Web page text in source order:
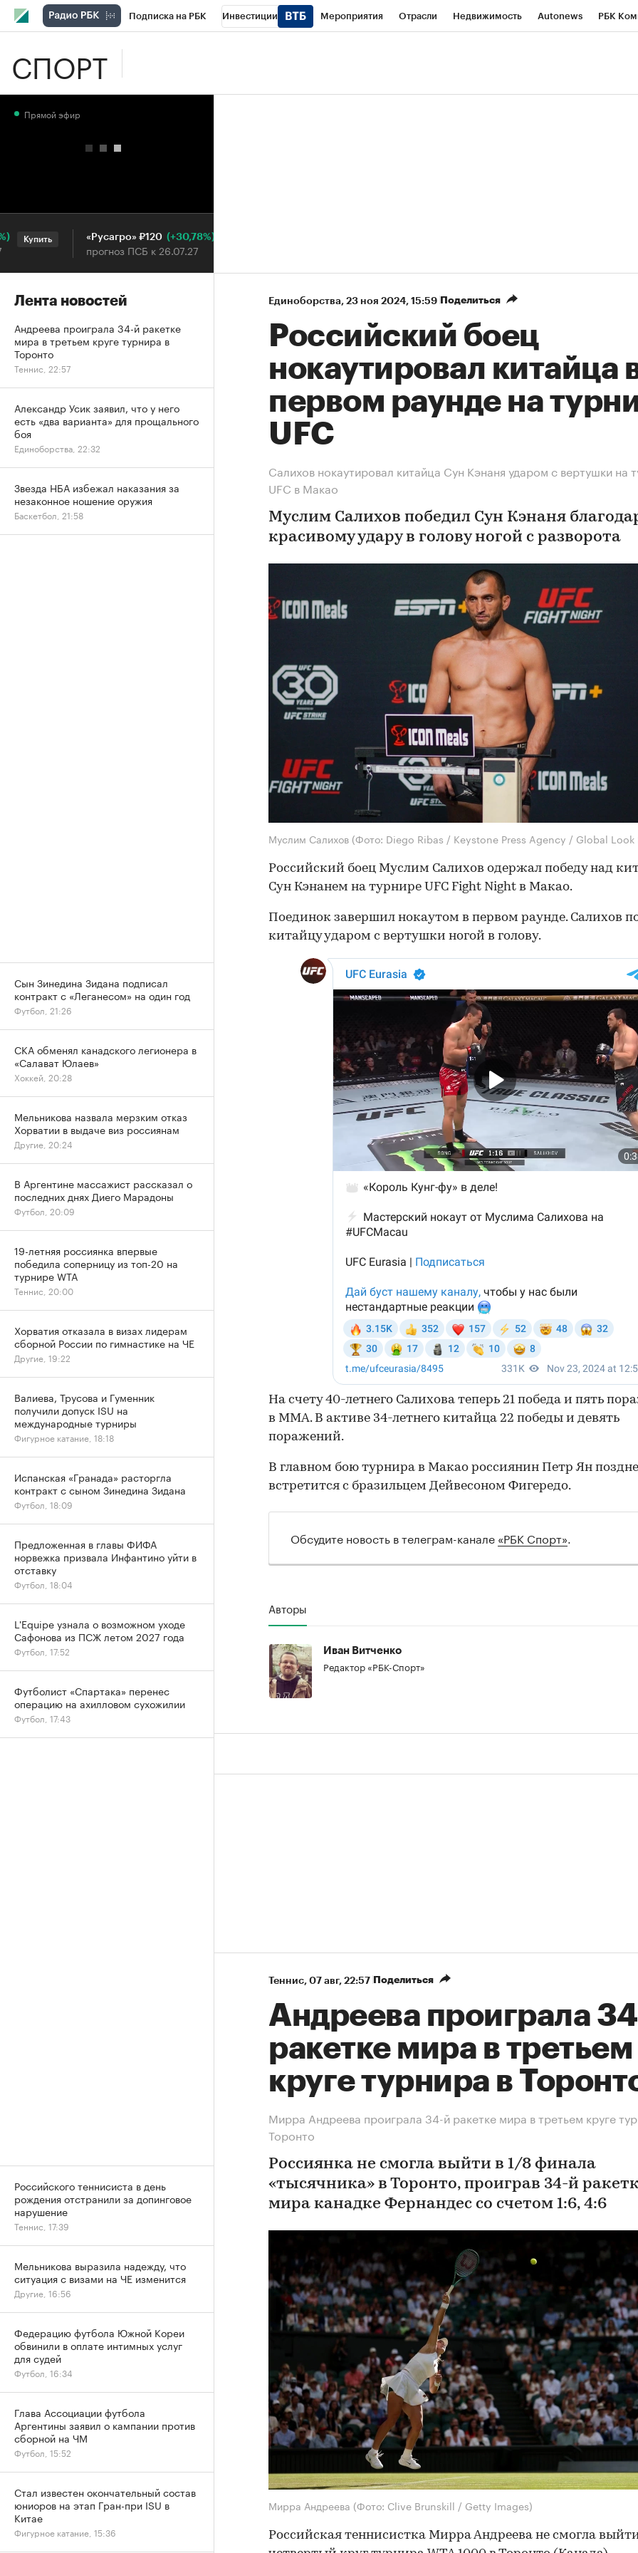
Подписка на РБК Инвестиции Мероприятия Отрасли Недвижимость Autonews РБК
СПОРТ
Единоборства⁠, 23 ноя 2024, 15:59 Поделиться
Российский боец
нокаутировал китайца
первом раунде на
UFC
Салихов нокаутировал китайца Сун Кэнаня ударом с вертушки на
UFC в Макао
Муслим Салихов победил Сун Кэнаня
красивому удару в голову ногой с разворота
Муслим Салихов (Фото: Diego Ribas / Keystone Press Agency / Global Look
Российский боец Муслим Салихов одержал победу над
Сун Кэнанем на турнире UFC Fight Night в Макао.
Поединок завершил нокаутом в первом раунде. Салихов
китайцу ударом с вертушки ногой в голову.
На счету 40-летнего Салихова теперь 21 победа и пять
в ММА. В активе 34-летнего китайца 22 победы и девять
поражений.
В главном бою турнира в Макао россиянин Петр Ян
встретится с бразильцем Дейвесоном Фигередо.
Обсудите новость в телеграм-канале «РБК Спорт»
Авторы
Иван Витченко
Редактор «РБК-Спорт»
Теннис⁠, 07 авг, 22:57 Поделиться
Андреева проиграла
ракетке мира в третьем
круге турнира в
Мирра Андреева проиграла 34-й ракетке мира в третьем круге
Торонто
Россиянка не смогла выйти в 1/8 финала
«тысячника» в Торонто, проиграв 34-й
мира канадке Фернандес со счетом 1:6, 4:6
Мирра Андреева (Фото: Clive Brunskill / Getty Images)
Российская теннисистка Мирра Андреева не смогла
Прямой эфир
Купить «Русагро» ₽120 (+30,78%)
прогноз ПСБ к 26.07.27
Купить
Лента новостей
Андреева проиграла 34-й ракетке
мира в третьем круге турнира в
Торонто
Теннис, 22:57
Александр Усик заявил, что у него
есть «два варианта» для прощального
боя
Единоборства, 22:32
Звезда НБА избежал наказания за
незаконное ношение оружия
Баскетбол, 21:58
Сын Зинедина Зидана подписал
контракт с «Леганесом» на один год
Футбол, 21:26
СКА обменял канадского легионера в
«Салават Юлаев»
Хоккей, 20:28
Мельникова назвала мерзким отказ
Хорватии в выдаче виз россиянам
Другие, 20:24
В Аргентине массажист рассказал о
последних днях Диего Марадоны
Футбол, 20:09
19-летняя россиянка впервые
победила соперницу из топ-20 на
турнире WTA
Теннис, 20:00
Хорватия отказала в визах лидерам
сборной России по гимнастике на ЧЕ
Другие, 19:22
Валиева, Трусова и Гуменник
получили допуск ISU на
международные турниры
Фигурное катание, 18:18
Испанская «Гранада» расторгла
контракт с сыном Зинедина Зидана
Футбол, 18:09
Предложенная в главы ФИФА
норвежка призвала Инфантино уйти в
отставку
Футбол, 18:04
L'Equipe узнала о возможном уходе
Сафонова из ПСЖ летом 2027 года
Футбол, 17:52
Футболист «Спартака» перенес
операцию на ахилловом сухожилии
Футбол, 17:43
Российского теннисиста в день
рождения отстранили за допинговое
нарушение
Теннис, 17:39
Мельникова выразила надежду, что
ситуация с визами на ЧЕ изменится
Другие, 16:56
Федерацию футбола Южной Кореи
обвинили в оплате интимных услуг
для судей
Футбол, 16:34
Глава Ассоциации футбола
Аргентины заявил о кампании против
сборной на ЧМ
Футбол, 15:52
Стал известен окончательный состав
юниоров на этап Гран-при ISU в
Китае
Фигурное катание, 15:36